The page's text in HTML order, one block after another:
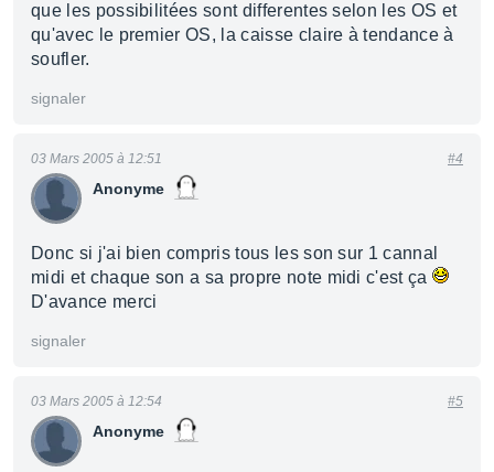
que les possibilitées sont differentes selon les OS et
qu'avec le premier OS, la caisse claire à tendance à
soufler.
signaler
Anonyme
03 Mars 2005 à 12:51 #4
Donc si j'ai bien compris tous les son sur 1 cannal
midi et chaque son a sa propre note midi c'est ça
D'avance merci
signaler
Anonyme
03 Mars 2005 à 12:54 #5